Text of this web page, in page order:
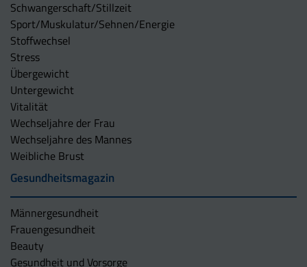
Schwangerschaft/Stillzeit
Sport/Muskulatur/Sehnen/Energie
Stoffwechsel
Stress
Übergewicht
Untergewicht
Vitalität
Wechseljahre der Frau
Wechseljahre des Mannes
Weibliche Brust
Gesundheitsmagazin
Männergesundheit
Frauengesundheit
Beauty
Gesundheit und Vorsorge